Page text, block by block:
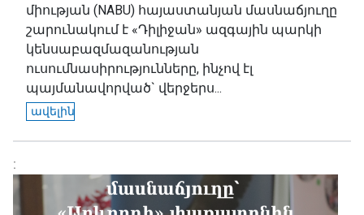
միության (NABU) հայաստանյան մասնաճյուղը
շարունակում է «Դիլիջան» ազգային պարկի
կենսաբազմազանության
ուսումնասիրությունները, ինչով էլ
պայմանավորված` վերջերս...
ավելին